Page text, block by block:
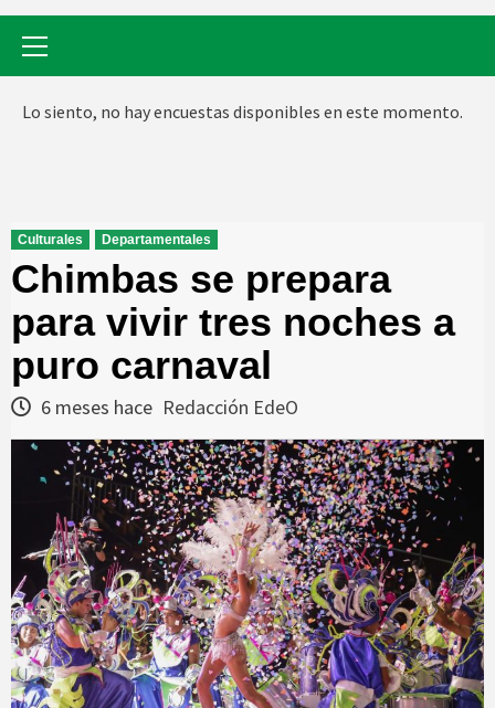
Lo siento, no hay encuestas disponibles en este momento.
Culturales Departamentales
Chimbas se prepara
para vivir tres noches a
puro carnaval
6 meses hace Redacción EdeO